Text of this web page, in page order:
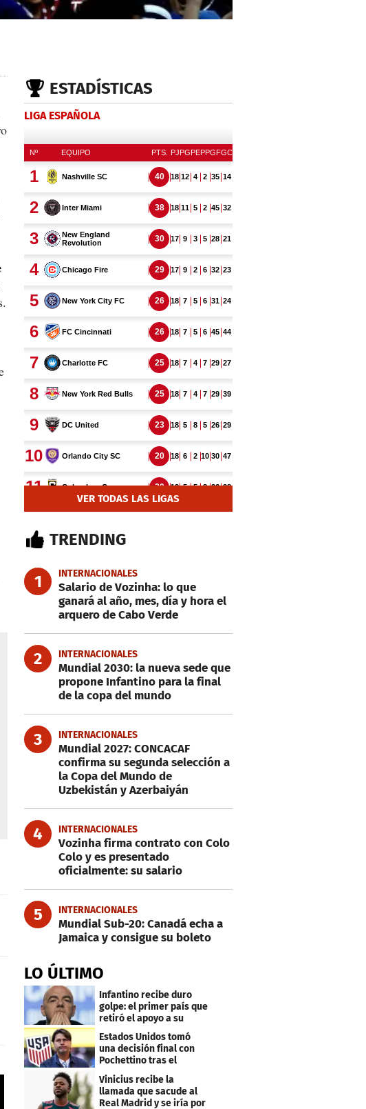
ESTADÍSTICAS
LIGA ESPAÑOLA
VER TODAS LAS LIGAS
TRENDING
1 INTERNACIONALES
Salario de Vozinha: lo que
ganará al año, mes, día y hora el
arquero de Cabo Verde
2 INTERNACIONALES
Mundial 2030: la nueva sede que
propone Infantino para la final
de la copa del mundo
3 INTERNACIONALES
Mundial 2027: CONCACAF
confirma su segunda selección a
la Copa del Mundo de
Uzbekistán y Azerbaiyán
4 INTERNACIONALES
Vozinha firma contrato con Colo
Colo y es presentado
oficialmente: su salario
5 INTERNACIONALES
Mundial Sub-20: Canadá echa a
Jamaica y consigue su boleto
LO ÚLTIMO
Infantino recibe duro
golpe: el primer país que
retiró el apoyo a su
reelección
Estados Unidos tomó
una decisión final con
Pochettino tras el
Mundial
Vinicius recibe la
llamada que sacude al
Real Madrid y se iría por